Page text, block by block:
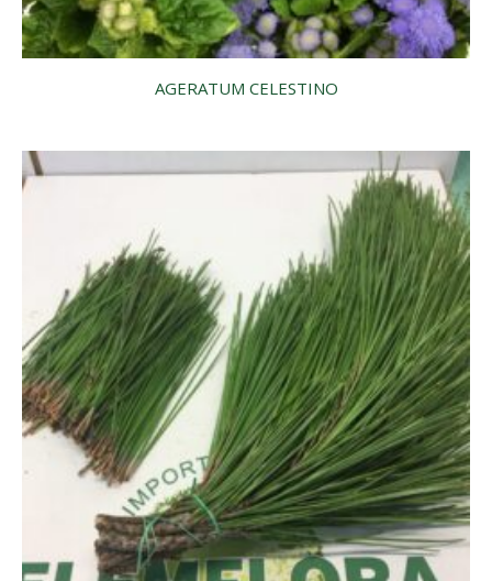
AGERATUM CELESTINO